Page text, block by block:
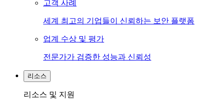
고객 사례
세계 최고의 기업들이 신뢰하는 보안 플랫폼
업계 수상 및 평가
전문가가 검증한 성능과 신뢰성
리소스
리소스 및 지원